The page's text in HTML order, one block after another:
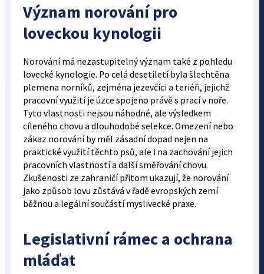
Význam norování pro
loveckou kynologii
Norování má nezastupitelný význam také z pohledu
lovecké kynologie. Po celá desetiletí byla šlechtěna
plemena norníků, zejména jezevčíci a teriéři, jejichž
pracovní využití je úzce spojeno právě s prací v noře.
Tyto vlastnosti nejsou náhodné, ale výsledkem
cíleného chovu a dlouhodobé selekce. Omezení nebo
zákaz norování by měl zásadní dopad nejen na
praktické využití těchto psů, ale i na zachování jejich
pracovních vlastností a další směřování chovu.
Zkušenosti ze zahraničí přitom ukazují, že norování
jako způsob lovu zůstává v řadě evropských zemí
běžnou a legální součástí myslivecké praxe.
Legislativní rámec a ochrana
mláďat